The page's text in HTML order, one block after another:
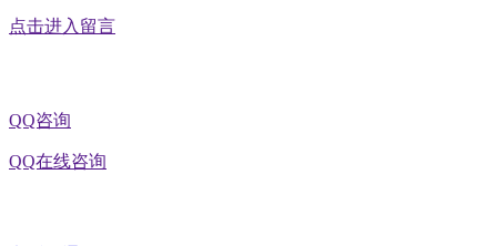
点击进入留言
QQ咨询
QQ在线咨询